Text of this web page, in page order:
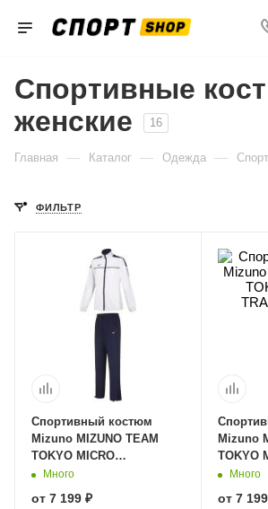
Спортивные
женские
16
Главная — Каталог — Одежда —
ФИЛЬТР
Спортивный костюм
Mizuno MIZUNO TEAM
TOKYO MICRO
TRACKSUIT 32EG7201C-71
Много
от 7 199 ₽
Mizuno
TOKYO
Много
от 7